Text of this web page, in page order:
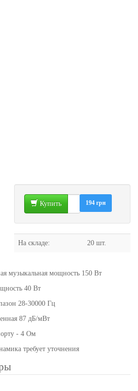
Купить 194 грн
На складе: 20 шт.
музыкальная мощность 150 Вт
40 Вт
28-30000 Гц
87 дБ/мВт
- 4 Ом
требует уточнения